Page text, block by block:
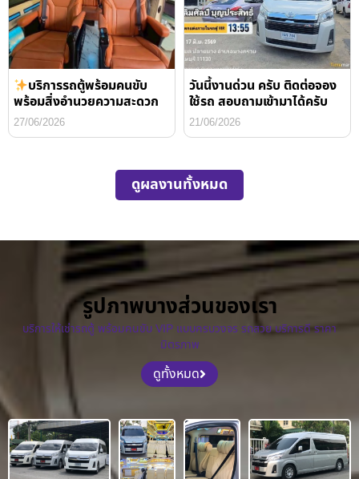
บริการรถตู้พร้อมคนขับ
พร้อมสิ่งอำนวยความสะดวก
27/06/2026
วันนี้งานด่วน ครับ ติดต่อจอง
ใช้รถ สอบถามเข้ามาได้ครับ
21/06/2026
ดูผลงานทั้งหมด
รูปภาพบางส่วนของเรา
บริการให้เช่ารถตู้ พร้อมคนขับ VIP แบบครบวงจร รถสวย บริการดี ราคา
มิตรภาพ
ดูทั้งหมด